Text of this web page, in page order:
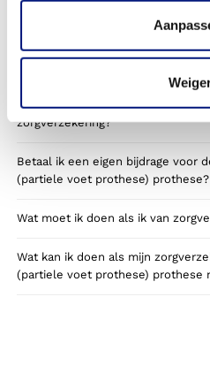
Wat valt er binnen de vergoeding
(partiele voet prothese) prothese?
Wordt een teen prothese
prothese die ik gebruik voor
zorgverzekering?
Betaal ik een eigen bijdrage voor
(partiele voet prothese) prothese?
Wat moet ik doen als ik van
Wat kan ik doen als mijn
(partiele voet prothese) prothese